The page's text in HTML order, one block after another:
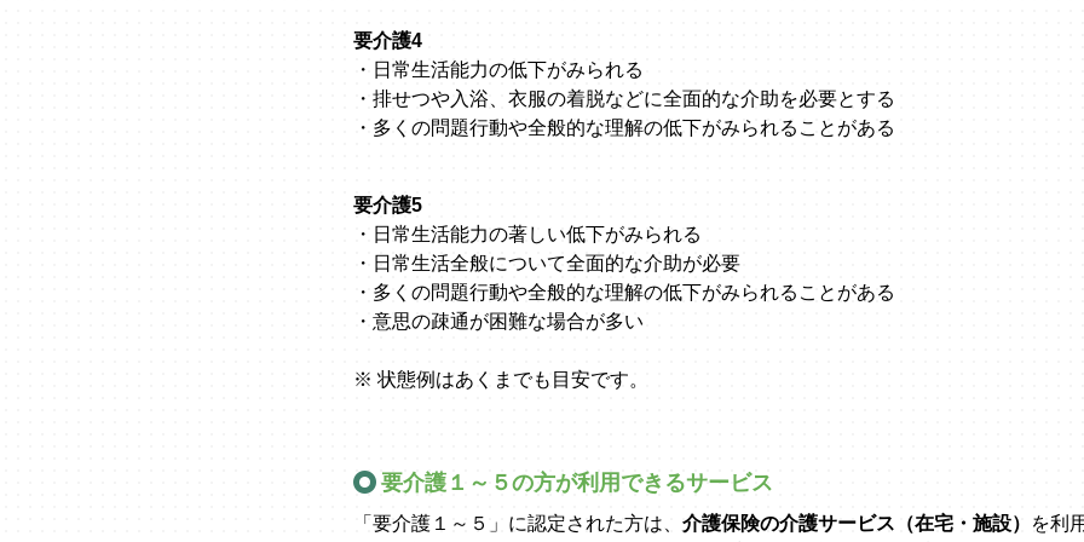
要介護4
・日常生活能力の低下がみられる
・排せつや入浴、衣服の着脱などに全面的な介助を必要とする
・多くの問題行動や全般的な理解の低下がみられることがある
要介護5
・日常生活能力の著しい低下がみられる
・日常生活全般について全面的な介助が必要
・多くの問題行動や全般的な理解の低下がみられることがある
・意思の疎通が困難な場合が多い
※ 状態例はあくまでも目安です。
要介護１～５の方が利用できるサービス
「要介護１～５」に認定された方は、 介護保険の介護サービス（在宅・施設） を利